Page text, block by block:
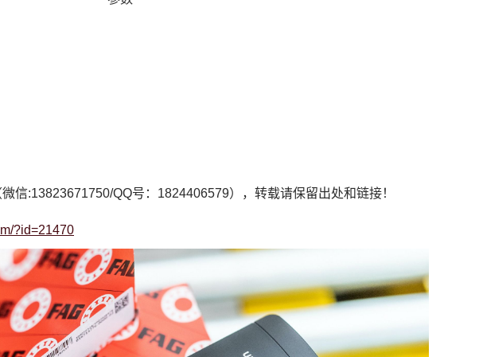
信:13823671750/QQ号：1824406579），转载请保留出处和链接！
?id=21470